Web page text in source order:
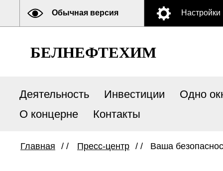
Обычная версия Настройки
БЕЛНЕФТЕХИМ
Деятельность Инвестиции
Одно
О концерне
Контакты
Главная / / Пресс-центр / / Ваша